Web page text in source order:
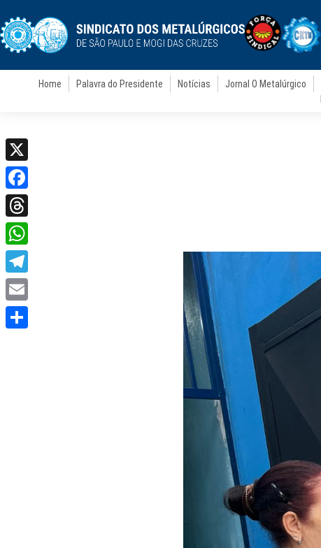
Home Palavra do Presidente Notícias Jornal O Metalúrgico
X
Facebook
Threads
WhatsApp
Telegram
Email